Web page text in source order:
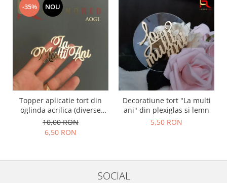
-35% NOU
Topper aplicatie tort din
oglinda acrilica (diverse
modele) - PRODUSUL LUNII
10,00 RON
6,50 RON
Decoratiune tort "La multi
ani" din plexiglas si lemn
5,50 RON
SOCIAL